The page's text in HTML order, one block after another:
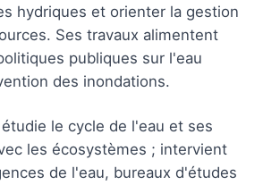
hydriques et orienter la gestion
Ses travaux alimentent
publiques sur l'eau
des inondations.
le cycle de l'eau et ses
les écosystèmes ; intervient
de l'eau, bureaux d'études